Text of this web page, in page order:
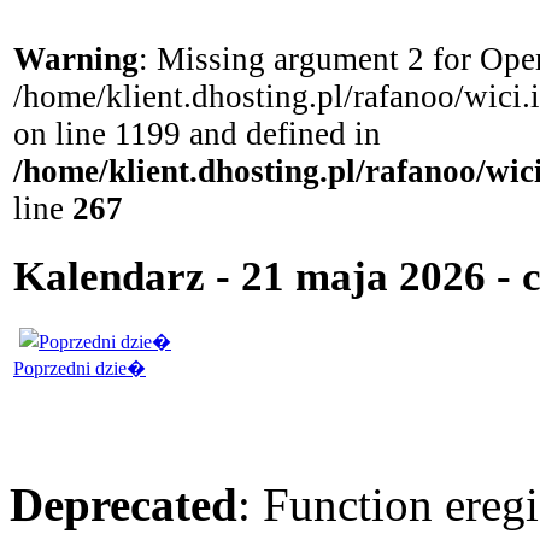
Warning: Missing argument 2 for
/home/klient.dhosting.pl/rafanoo/
on line 1199 and defined in
/home/klient.dhosting.pl/rafanoo/
line 267
Kalendarz - 21 maja 2026 -
Poprzedni dzie�
Deprecated: Function